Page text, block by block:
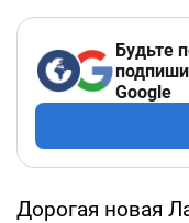
Будьте
Google
Дорогая новая